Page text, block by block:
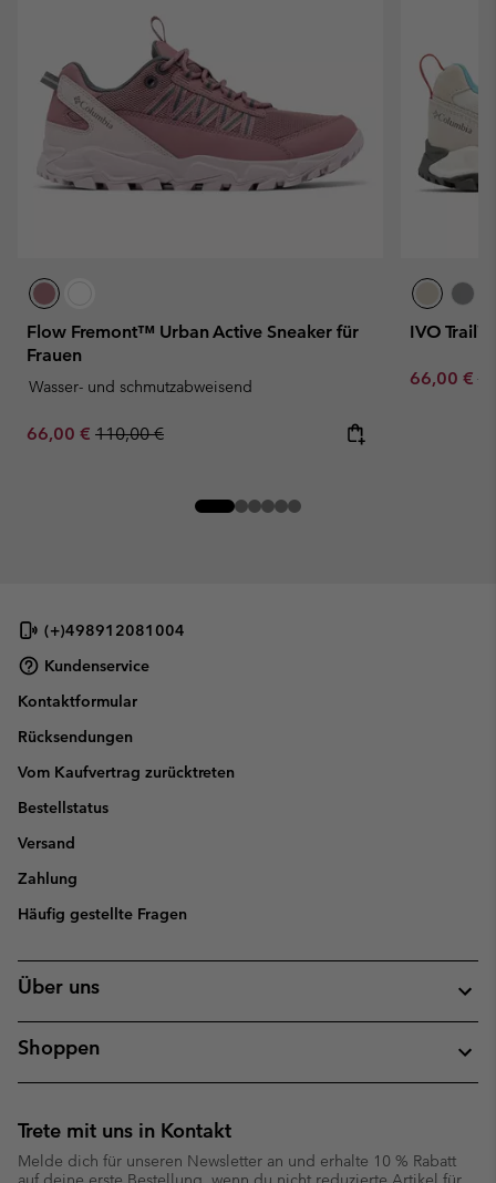
Flow Fremont™ Urban Active Sneaker für
Frauen
Wasser- und schmutzabweisend
Sale price:
66,00 € Regular price:
110,00 €
IVO
Sale price:
66,00 €
(+)498912081004
Kundenservice
Kontaktformular
Rücksendungen
Vom Kaufvertrag zurücktreten
Bestellstatus
Versand
Zahlung
Häufig gestellte Fragen
Über uns
Shoppen
Trete mit uns in Kontakt
Melde dich für unseren Newsletter an und erhalte 10 % Rabatt